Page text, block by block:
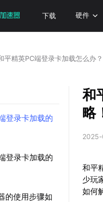
下载 硬件
平精英PC端登录卡加载怎么办
登录卡加载的
登录卡加载的
的使用步骤如
和
略
和平
少玩
如何